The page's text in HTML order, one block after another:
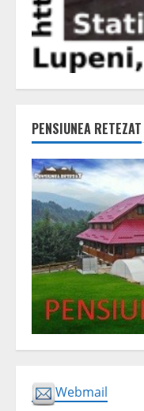
PENSIUNEA RETEZAT
Webmail